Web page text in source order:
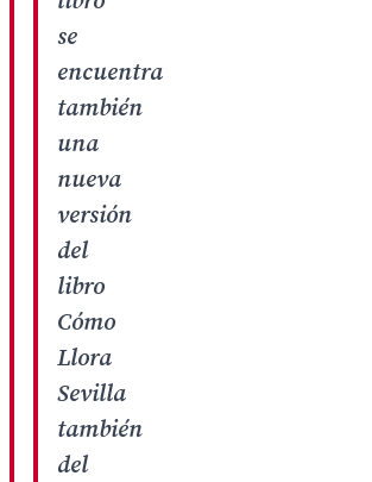
se
encuentra
también
una
nueva
versión
del
libro
Cómo
Llora
Sevilla
también
del